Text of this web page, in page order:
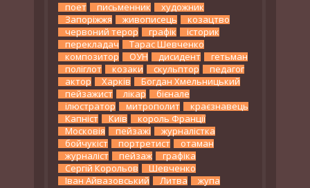
поет письменник
художник
Запоріжжя
живописець
козацтво
червоний терор
графік
історик
перекладач
Тарас Шевченко
композитор
ОУН дисидент
гетьман
поліглот
козаки скульптор
педагог
актор
Харків
Богдан Хмельницький
пейзажист
лікар
бієнале
ілюстратор
митрополит
краєзнавець
Капніст
Київ
король Франції
Московія
пейзажі
журналістка
бойчукіст
портретист
отаман
журналіст
пейзаж
графіка
Сергій Корольов
Шевченко
Іван Айвазовський
Литва жупа